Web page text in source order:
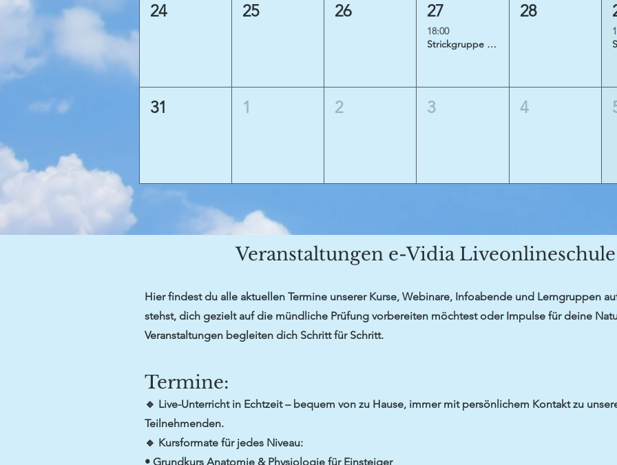
24 25 26 27
18:00
Strickgruppe „Freudestricken“
28
31 1 2 3 4
Veranstaltungen e-Vidia
Hier findest du alle aktuellen Termine unserer Kurse, Webinare, Infoabende und Lerngruppen
stehst, dich gezielt auf die mündliche Prüfung vorbereiten möchtest oder Impulse für deine
Veranstaltungen begleiten dich Schritt für Schritt.
Termine:
🔹 Live-Unterricht in Echtzeit – bequem von zu Hause, immer mit persönlichem Kontakt zu
Teilnehmenden.
🔹 Kursformate für jedes Niveau:
• Grundkurs Anatomie & Physiologie für Einsteiger